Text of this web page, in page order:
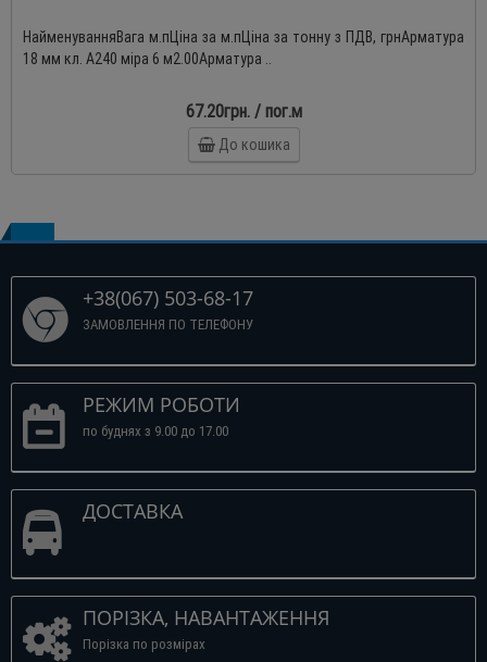
НайменуванняВага м.пЦіна за м.пЦіна за тонну з ПДВ, грнАрматура
18 мм кл. А240 міра 6 м2.00Арматура ..
67.20грн. / пог.м
До кошика
+38(067) 503-68-17
ЗАМОВЛЕННЯ ПО ТЕЛЕФОНУ
РЕЖИМ РОБОТИ
по буднях з 9.00 до 17.00
ДОСТАВКА
ПОРІЗКА, НАВАНТАЖЕННЯ
Порізка по розмірах